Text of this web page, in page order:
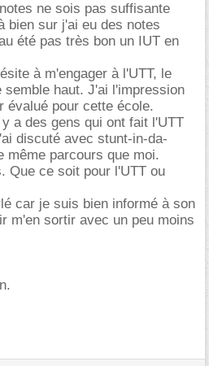
ne sois pas suffisante
bien sur j'ai eu des notes
été pas très bon un IUT en
à m'engager à l'UTT, le
semble haut. J'ai l'impression
évalué pour cette école.
a des gens qui ont fait l'UTT
discuté avec stunt-in-da-
même parcours que moi.
Que ce soit pour l'UTT ou
car je suis bien informé à son
m'en sortir avec un peu moins